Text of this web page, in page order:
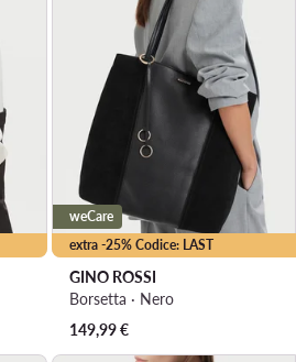
extra -25% Codice: LAST
weCare
GINO ROSSI
Borsetta · Nero
149,99€